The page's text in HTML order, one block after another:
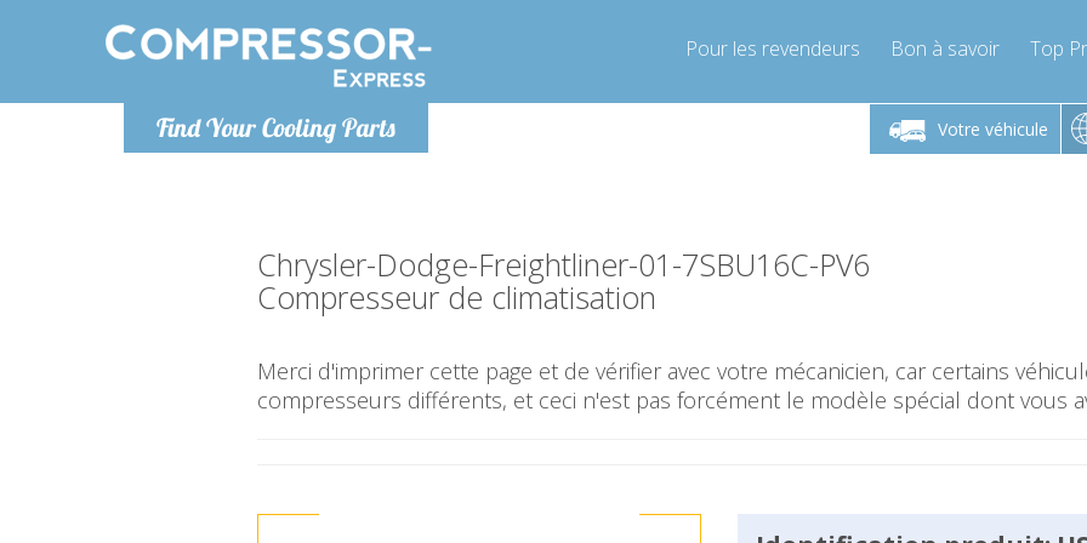
Find Your Cooling Parts
Pour les revendeurs Bon à savoir Top
Votre véhicule
Lundi-Vendredi 9h-17h Lundi-Vendredi 9h-17h
info@compressor-express.fr
Lundi-
Chrysler-Dodge-Freightliner-01-7SBU16C-PV6
Compresseur de climatisation
Merci d'imprimer cette page et de vérifier avec votre mécanicien, car certains
compresseurs différents, et ceci n'est pas forcément le modèle spécial dont vous